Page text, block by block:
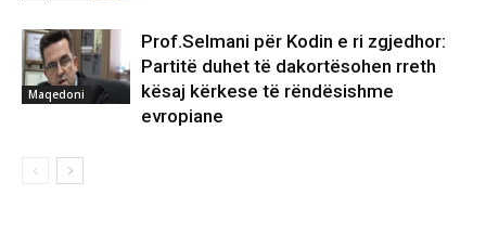
Maqedoni
Prof.Selmani për Kodin e ri zgjedhor:
Partitë duhet të dakortësohen rreth
kësaj kërkese të rëndësishme
evropiane